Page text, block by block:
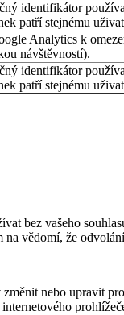
identifikátor
patří stejnému
Analytics k
návštěvností).
identifikátor
patří stejnému
bez vašeho
na vědomí, že
nebo upravit